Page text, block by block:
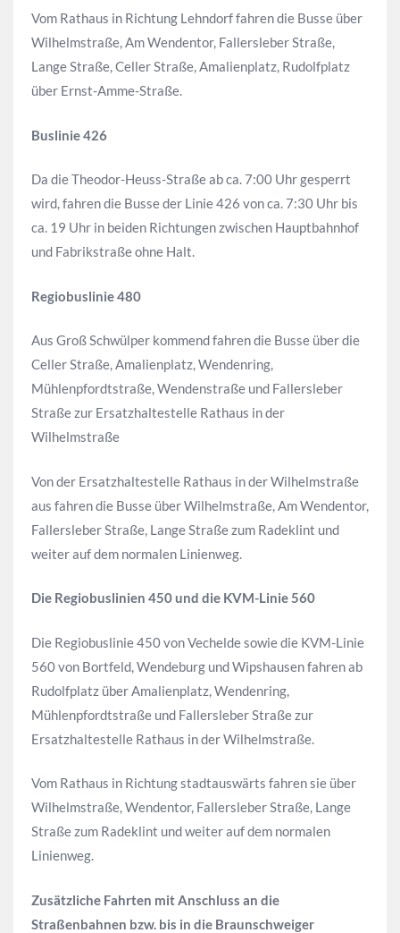
Vom Rathaus in Richtung Lehndorf fahren die Busse über
Wilhelmstraße, Am Wendentor, Fallersleber Straße,
Lange Straße, Celler Straße, Amalienplatz, Rudolfplatz
über Ernst-Amme-Straße.
Buslinie 426
Da die Theodor-Heuss-Straße ab ca. 7:00 Uhr gesperrt
wird, fahren die Busse der Linie 426 von ca. 7:30 Uhr bis
ca. 19 Uhr in beiden Richtungen zwischen Hauptbahnhof
und Fabrikstraße ohne Halt.
Regiobuslinie 480
Aus Groß Schwülper kommend fahren die Busse über die
Celler Straße, Amalienplatz, Wendenring,
Mühlenpfordtstraße, Wendenstraße und Fallersleber
Straße zur Ersatzhaltestelle Rathaus in der
Wilhelmstraße
Von der Ersatzhaltestelle Rathaus in der Wilhelmstraße
aus fahren die Busse über Wilhelmstraße, Am Wendentor,
Fallersleber Straße, Lange Straße zum Radeklint und
weiter auf dem normalen Linienweg.
Die Regiobuslinien 450 und die KVM-Linie 560
Die Regiobuslinie 450 von Vechelde sowie die KVM-Linie
560 von Bortfeld, Wendeburg und Wipshausen fahren ab
Rudolfplatz über Amalienplatz, Wendenring,
Mühlenpfordtstraße und Fallersleber Straße zur
Ersatzhaltestelle Rathaus in der Wilhelmstraße.
Vom Rathaus in Richtung stadtauswärts fahren sie über
Wilhelmstraße, Wendentor, Fallersleber Straße, Lange
Straße zum Radeklint und weiter auf dem normalen
Linienweg.
Zusätzliche Fahrten mit Anschluss an die
Straßenbahnen bzw. bis in die Braunschweiger